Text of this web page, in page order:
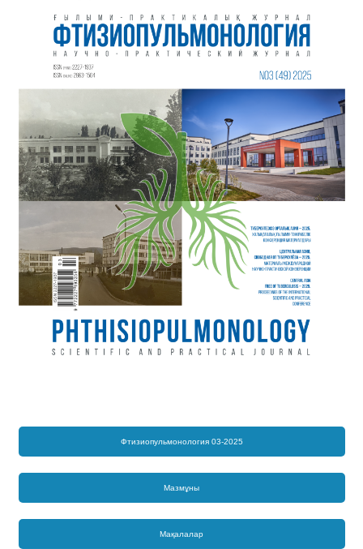
Фтизиопульмонология 03-2025
Мазмұны
Мақалалар